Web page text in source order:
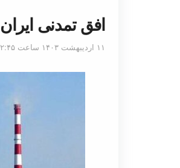
افق تمدنی
۱۱ اردیبهشت ۱۴۰۳ ساعت ۱۲:۴۵